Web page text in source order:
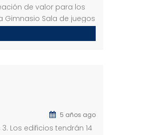
de valor para los
Gimnasio Sala de juegos
5 años ago
Los edificios tendrán 14